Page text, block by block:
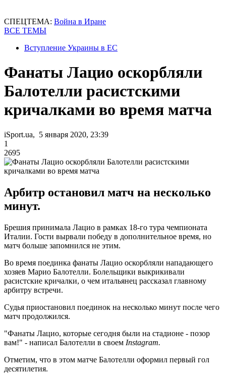
СПЕЦТЕМА: Война в Иране
ВСЕ ТЕМЫ
Вступление Украины в ЕС
Фанаты Лацио оскорбляли
Балотелли расистскими
кричалками во время матча
iSport.ua, 5 января 2020, 23:39
1
2695
Арбитр остановил матч на несколько
минут.
Брешия принимала Лацио в рамках 18-го тура чемпионата
Италии. Гости вырвали победу в дополнительное время, но
матч больше запомнился не этим.
Во время поединка фанаты Лацио оскорбляли нападающего
хозяев Марио Балотелли. Болельщики выкрикивали
расистские кричалки, о чем итальянец рассказал главному
арбитру встречи.
Судья приостановил поединок на несколько минут после чего
матч продолжился.
"Фанаты Лацио, которые сегодня были на стадионе - позор
вам!" - написал Балотелли в своем Instagram.
Отметим, что в этом матче Балотелли оформил первый гол
десятилетия.